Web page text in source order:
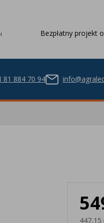
Bezpłatny projekt
81 884 70 94
447,15